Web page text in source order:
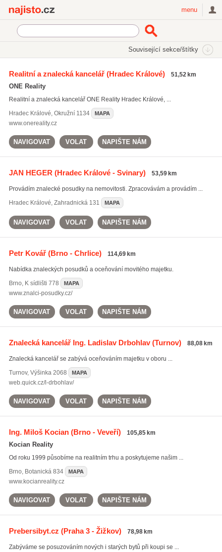
menu
Související sekce/štítky
Realitní a znalecká kancelář(Hradec Králové) 51,52 km
ONE Reality
Realitní a znalecká kancelář ONE Reality Hradec Králové, ...
Hradec Králové, Okružní 1134 MAPA
www.onereality.cz
NAVIGOVAT VOLAT NAPIŠTE NÁM
JAN HEGER (Hradec Králové - Svinary) 53,59 km
Provádím znalecké posudky na nemovitosti. Zpracovávám a provádím ...
Hradec Králové, Zahradnická 131 MAPA
NAVIGOVAT VOLAT NAPIŠTE NÁM
Petr Kovář(Brno - Chrlice) 114,69 km
Nabídka znaleckých posudků a oceňování movitého majetku.
Brno, K sídlišti 778 MAPA
www.znalci-posudky.cz/
NAVIGOVAT VOLAT NAPIŠTE NÁM
Znalecká kancelář Ing. Ladislav Drbohlav(Turnov) 88,08 km
Znalecká kancelář se zabývá oceňováním majetku v oboru ...
Turnov, Výšinka 2068 MAPA
web.quick.cz/l-drbohlav/
NAVIGOVAT VOLAT NAPIŠTE NÁM
Ing. Miloš Kocian(Brno - Veveří) 105,85 km
Kocian Reality
Od roku 1999 působíme na realitním trhu a poskytujeme našim ...
Brno, Botanická 834 MAPA
www.kocianreality.cz
NAVIGOVAT VOLAT NAPIŠTE NÁM
Prebersibyt.cz (Praha 3 - Žižkov) 78,98 km
Zabýváme se posuzováním nových i starých bytů při koupi se ...